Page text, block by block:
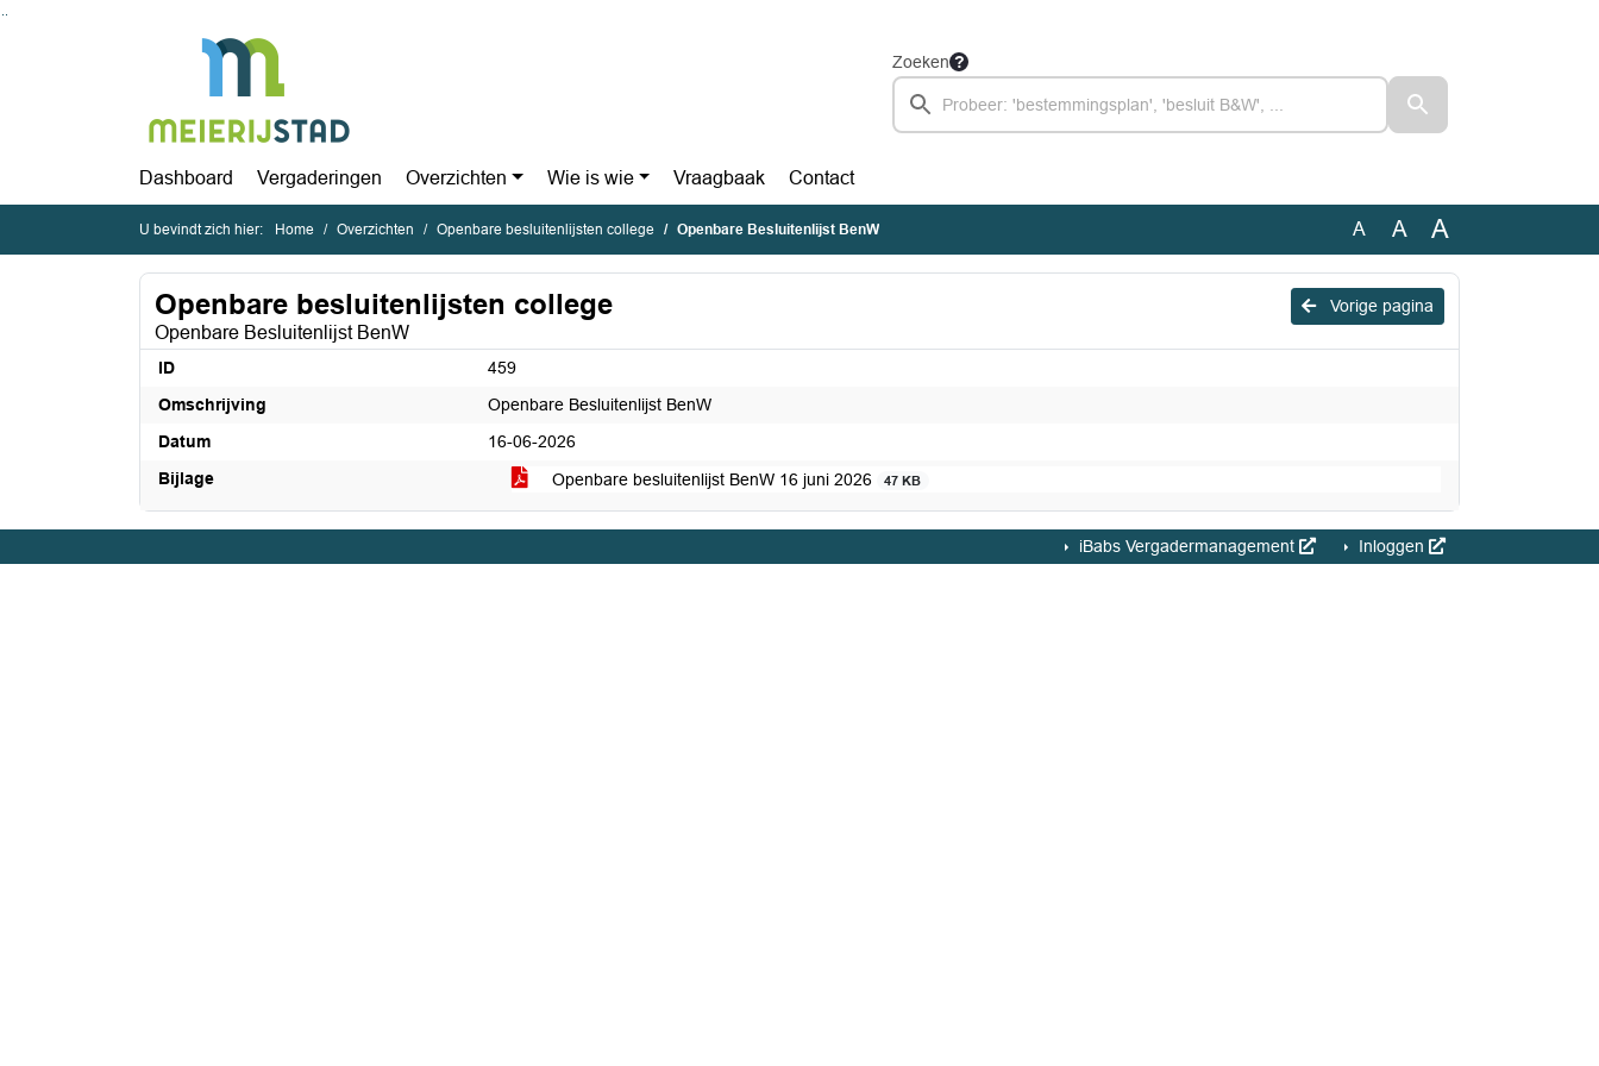
Zoeken
Dashboard Vergaderingen Overzichten Wie is wie Vraagbaak Contact
U bevindt zich hier: Home Overzichten Openbare besluitenlijsten college Openbare Besluitenlijst BenW A A A
Vorige pagina
Openbare besluitenlijsten college
Openbare Besluitenlijst BenW
ID
459
Omschrijving
Openbare Besluitenlijst BenW
Datum
16-06-2026
Bijlage
Openbare besluitenlijst BenW 16 juni 2026 47 KB
iBabs Vergadermanagement Inloggen